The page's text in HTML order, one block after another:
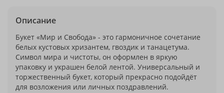
Описание
Букет «Мир и Свобода» - это гармоничное сочетание
белых кустовых хризантем, гвоздик и танацетума.
Символ мира и чистоты, он оформлен в яркую
упаковку и украшен белой лентой. Универсальный и
торжественный букет, который прекрасно подойдёт
для возложения или личных поздравлений.